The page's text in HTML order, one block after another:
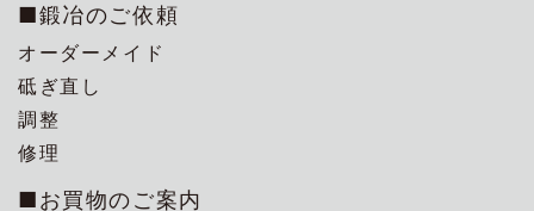
■鍛冶のご依頼
オーダーメイド
砥ぎ直し
調整
修理
■お買物のご案内